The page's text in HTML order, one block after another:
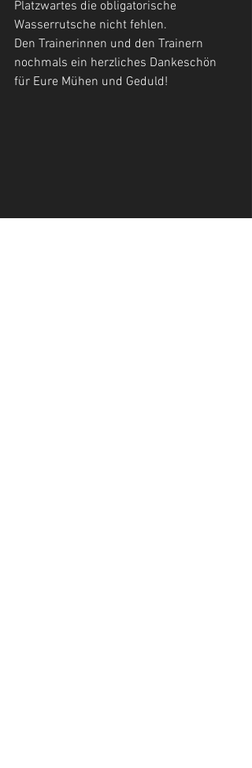
Platzwartes die obligatorische
Wasserrutsche nicht fehlen.
Den Trainerinnen und den Trainern
nochmals ein herzliches Dankeschön
für Eure Mühen und Geduld!